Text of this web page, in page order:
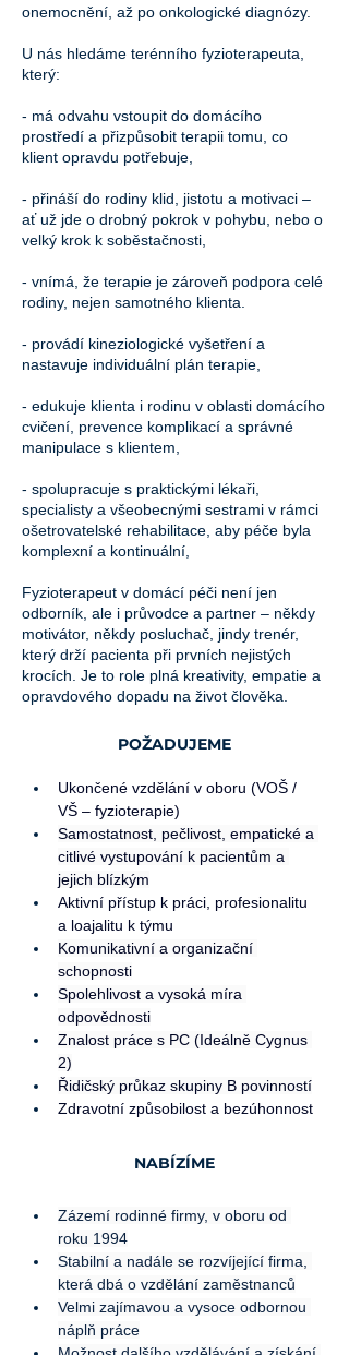
onemocnění, až po onkologické diagnózy.
U nás hledáme terénního fyzioterapeuta,
který:
- má odvahu vstoupit do domácího
prostředí a přizpůsobit terapii tomu, co
klient opravdu potřebuje,
- přináší do rodiny klid, jistotu a motivaci –
ať už jde o drobný pokrok v pohybu, nebo o
velký krok k soběstačnosti,
- vnímá, že terapie je zároveň podpora celé
rodiny, nejen samotného klienta.
- provádí kineziologické vyšetření a
nastavuje individuální plán terapie,
- edukuje klienta i rodinu v oblasti domácího
cvičení, prevence komplikací a správné
manipulace s klientem,
- spolupracuje s praktickými lékaři,
specialisty a všeobecnými sestrami v rámci
ošetrovatelské rehabilitace, aby péče byla
komplexní a kontinuální,
Fyzioterapeut v domácí péči není jen
odborník, ale i průvodce a partner – někdy
motivátor, někdy posluchač, jindy trenér,
který drží pacienta při prvních nejistých
krocích. Je to role plná kreativity, empatie a
opravdového dopadu na život člověka.
POŽADUJEME
Ukončené vzdělání v oboru (VOŠ /
VŠ – fyzioterapie)
Samostatnost, pečlivost, empatické a
citlivé vystupování k pacientům a
jejich blízkým
Aktivní přístup k práci, profesionalitu
a loajalitu k týmu
Komunikativní a organizační
schopnosti
Spolehlivost a vysoká míra
odpovědnosti
Znalost práce s PC (Ideálně Cygnus
2)
Řidičský průkaz skupiny B povinností
Zdravotní způsobilost a bezúhonnost
NABÍZÍME
Zázemí rodinné firmy, v oboru od
roku 1994
Stabilní a nadále se rozvíjející firma,
která dbá o vzdělání zaměstnanců
Velmi zajímavou a vysoce odbornou
náplň práce